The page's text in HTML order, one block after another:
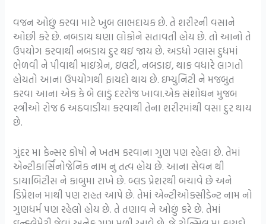
વજન ઓછું કરવા માટે ખુબ લાભદાયક છે. તે શરીરની વસાને
ઓછી કરે છે. નબડાય ઘણા લોકોને સતાવતી હોય છે. તો આનો તે
ઉપયોગ કરવાથી નબડાય દુર થઇ જાય છે. અડધો ગ્લાસ દુધમાં
ભેળવી ને પીવાથી માઇગ્રેન, ઇલટી, નબડાઇ, થાક વધારે લાગતો
હોયતો આના ઉપયોગથી ફાયદો થાય છે. ઇમ્યુનિટી ને મજબુત
કરવા આના એક કે બે લાડું દરરોજ ખાવા.એક સંશોઘન મુજબ
સ્ત્રીઓ રોજ 6 અઠવાડીયા કરવાથી તેના શરીરમાંથી વસા દુર થાય
છે.
ગુંદર મા કેન્સર કોષો ને ખતમ કરવાના ગુણ પણ રહેલા છે. તેમાં
એન્ટીકાર્સિનોજેનિક નામ નુ તત્વ હોય છે. આના સેવન થી
ડાયાબિટીસ ને કાબુમા રાખે છે. બ્લડ પ્રેશરથી બચાવે છે અને
ડિપ્રેશન માથી પણ રાહત આપે છે. તેમાં એન્ટીઓક્સીડેન્ટ નામ નો
ગુણધર્મ પણ રહેલો હોય છે. તે તણાવ ને ઓછું કરે છે. તેમાં